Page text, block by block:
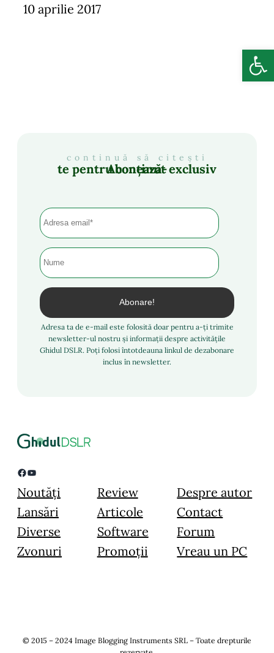
10 aprilie 2017
continuă să citești
Abonează-te pentru conținut exclusiv
Adresa ta de e-mail este folosită doar pentru a-ți trimite
newsletter-ul nostru și informații despre activitățile
Ghidul DSLR. Poți folosi întotdeauna linkul de dezabonare
inclus în newsletter.
Facebook YouTube
Noutăți
Lansări
Diverse
Zvonuri
Review
Articole
Software
Promoții
Despre autor
Contact
Forum
Vreau un PC
© 2015 – 2024 Image Blogging Instruments SRL – Toate drepturile